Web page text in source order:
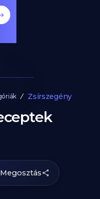
Próba →
Zsírszegény
Megosztás